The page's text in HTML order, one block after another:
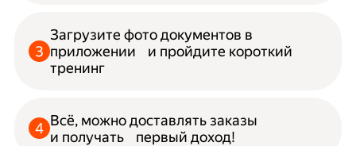
Загрузите фото документов в
приложении и пройдите короткий
тренинг
Всё, можно доставлять заказы
и получать первый доход!